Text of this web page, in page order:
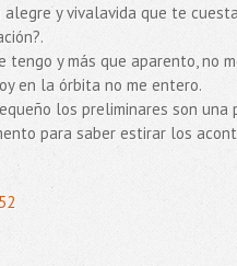
y vivalavida que te
tengo y más que aparento, no
en la órbita no me entero.
los preliminares son
para saber estirar los